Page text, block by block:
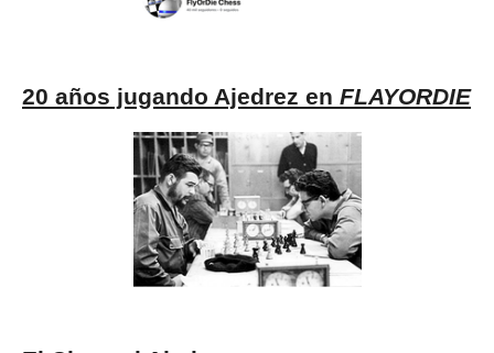
20 años jugando Ajedrez en FLAYORDIE